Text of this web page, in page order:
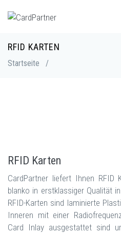
zum
RFID KARTEN
Pfadnavigation
Startseite /
RFID Karten
CardPartner liefert Ihnen RFID
blanko in erstklassiger Qualität
RFID-Karten sind laminierte
Inneren mit einer
Card Inlay ausgestattet sind